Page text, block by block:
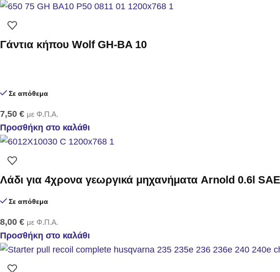
Γάντια κήπου Wolf GH-BA 10
Σε απόθεμα
7,50 € με Φ.Π.Α.
Προσθήκη στο καλάθι
Λάδι για 4χρονα γεωργικά μηχανήματα Arnold 0.6l
Σε απόθεμα
8,00 € με Φ.Π.Α.
Προσθήκη στο καλάθι